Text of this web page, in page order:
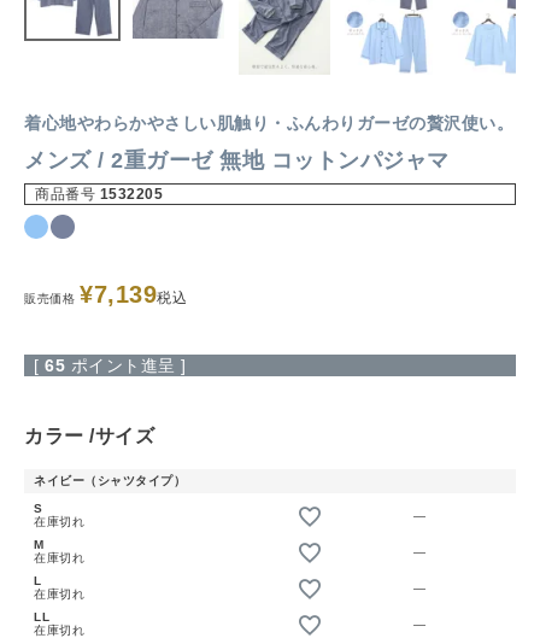
着心地やわらかやさしい肌触り・ふんわりガーゼの贅沢使い。
メンズ / 2重ガーゼ 無地 コットンパジャマ
商品番号 1532205
販売価格 ¥7,139税込
[ 65 ポイント進呈 ]
カラー サイズ
ネイビー（シャツタイプ）
S
在庫切れ
—
M
在庫切れ
—
L
在庫切れ
—
LL
在庫切れ
—